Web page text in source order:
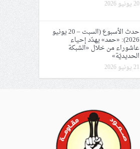
20 يونيو 2026
حدث الأسبوع (السبت – 20 يونيو
2026): «حمد» يهدّد إحياء
عاشوراء من خلال «الشبكة
الحديديّة»
21 يونيو 2026